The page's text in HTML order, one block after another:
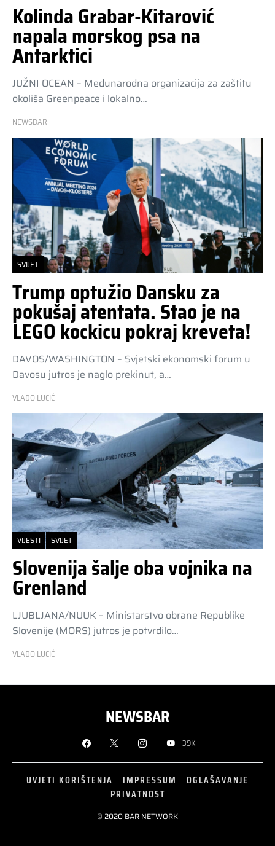
Kolinda Grabar-Kitarović
napala morskog psa na
Antarktici
JUŽNI OCEAN – Međunarodna organizacija za zaštitu
okoliša Greenpeace i lokalno…
NEWSBAR
SVIJET
Trump optužio Dansku za
pokušaj atentata. Stao je na
LEGO kockicu pokraj kreveta!
DAVOS/WASHINGTON – Svjetski ekonomski forum u
Davosu jutros je naglo prekinut, a…
VLADO LUCIĆ
VIJESTI SVIJET
Slovenija šalje oba vojnika na
Grenland
LJUBLJANA/NUUK – Ministarstvo obrane Republike
Slovenije (MORS) jutros je potvrdilo…
VLADO LUCIĆ
NEWSBAR
39K
UVJETI KORIŠTENJA IMPRESSUM
OGLAŠAVANJE
PRIVATNOST
© 2020 BAR NETWORK